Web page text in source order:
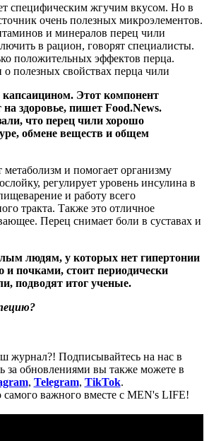
специфическим жгучим вкусом. Но в
очень полезных микроэлементов.
и минералов перец чили
в рацион, говорят специалисты.
положительных эффектов перца.
Этот компонент
на здоровье, пишет Food.News.
что перец чили хорошо
обмене веществ и общем
метаболизм и помогает организму
регулирует уровень инсулина в
и работу всего
тракта. Также это отличное
Перец снимает боли в суставах и
людям, у которых нет гипертонии
и почками, стоит периодически
подводят итог ученые.
журнал?! Подписывайтесь на нас в
за обновлениями вы также можете в
, Telegram, TikTok.
самого важного вместе с MEN's LIFE!